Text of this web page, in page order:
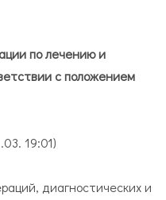
по лечению и
с положением
19:01)
диагностических и